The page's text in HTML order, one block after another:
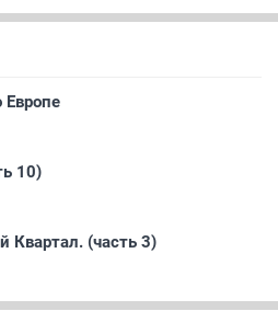
Европе
10)
Квартал. (часть 3)